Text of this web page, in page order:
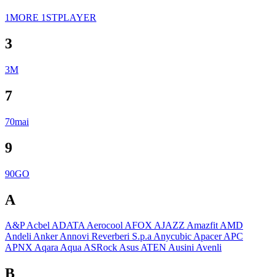
1MORE 1STPLAYER
3
3M
7
70mai
9
90GO
A
A&PAcbelADATAAerocoolAFOXAJAZZ AmazfitAMD
AndeliAnkerAnnovi Reverberi S.p.aAnycubicApacerAPC
APNXAqaraAquaASRockAsusATEN AusiniAvenli
B